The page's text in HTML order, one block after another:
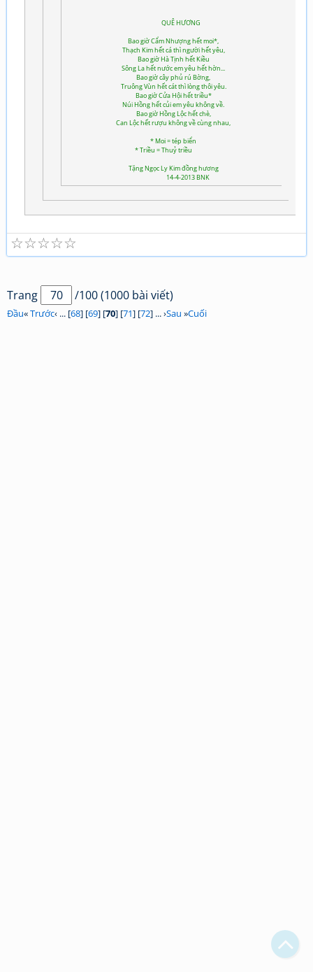
QUÊ HƯƠNG
Bao giờ Cẩm Nhượng hết moi*,
Thạch Kim hết cá thì người hết yêu,
Bao giờ Hà Tịnh hết Kiều
Sông La hết nước em yêu hết hờn...
Bao giờ cây phủ rú Bờng,
Truông Vùn hết cát thì lòng thôi yêu.
Bao giờ Cửa Hội hết triều*
Núi Hồng hết củi em yêu không về.
Bao giờ Hồng Lộc hết chè,
Can Lộc hết rượu không về cùng nhau,
* Moi = tép biển
* Triều = Thuỷ triều
Tặng Ngọc Ly Kim đồng hương
14-4-2013 BNK
☆
☆
☆
☆
☆
Trang /100 (1000 bài viết)
Đầu«Trước‹ ... [68] [69] [70] [71] [72] ... ›Sau »Cuối